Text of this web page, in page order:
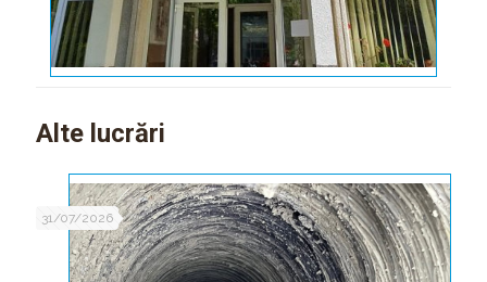
Alte lucrări
31/07/2026